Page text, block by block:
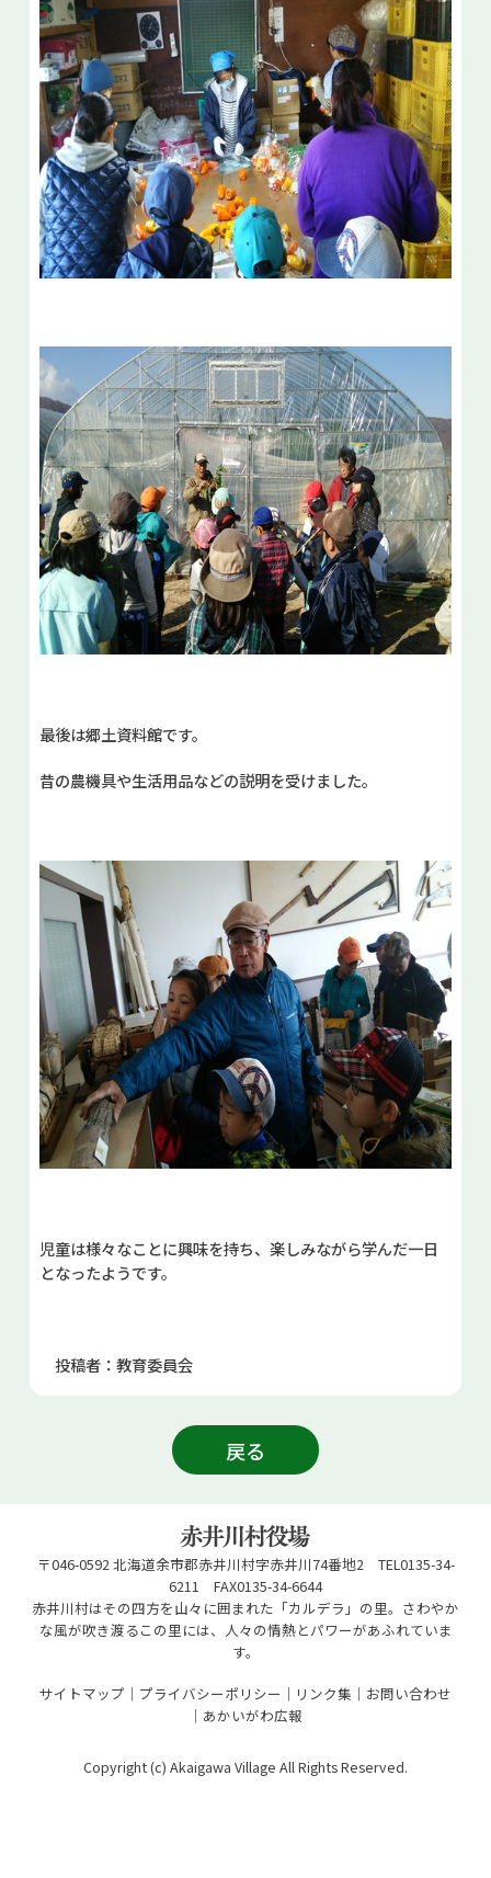
最後は郷土資料館です。
昔の農機具や生活用品などの説明を受けました。
児童は様々なことに興味を持ち、楽しみながら学んだ一日
となったようです。
投稿者：教育委員会
戻る
〒046-0592 北海道余市郡赤井川村字赤井川74番地2 TEL0135-34-
6211 FAX0135-34-6644
赤井川村はその四方を山々に囲まれた「カルデラ」の里。さわやか
な風が吹き渡るこの里には、人々の情熱とパワーがあふれていま
す。
サイトマップ
プライバシーポリシー リンク集
お問い合わせ
あかいがわ広報
Copyright (c) Akaigawa Village All Rights Reserved.